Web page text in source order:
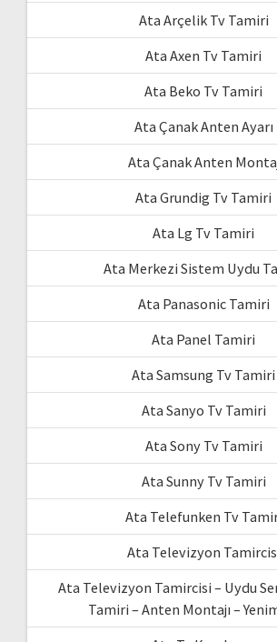
Ata Arçelik Tv Tamiri
Ata Axen Tv Tamiri
Ata Beko Tv Tamiri
Ata Çanak Anten Ayarı
Ata Çanak Anten
Ata Grundig Tv Tamiri
Ata Lg Tv Tamiri
Ata Merkezi Sistem Uydu
Ata Panasonic Tamiri
Ata Panel Tamiri
Ata Samsung Tv Tamiri
Ata Sanyo Tv Tamiri
Ata Sony Tv Tamiri
Ata Sunny Tv Tamiri
Ata Telefunken Tv
Ata Televizyon
Ata Televizyon Tamircisi – Uydu
Tamiri – Anten Montajı –